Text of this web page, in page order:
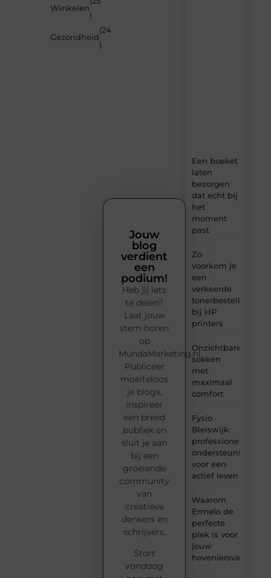
Winkelen
)
Gezondheid
(24
)
Een boeket
laten
bezorgen
dat echt bij
het
moment
past
Zo
voorkom je
een
verkeerde
tonerbestelling
bij HP
printers
Onzichtbare
sokken
met
maximaal
comfort
Fysio
Bleiswijk:
professionele
ondersteuning
voor een
actief leven
Waarom
Ermelo de
perfecte
plek is voor
jouw
Jouw
blog
verdient
een
podium!
Heb jij iets
te delen?
Laat jouw
stem horen
op
MundaMarketing.nl.
Publiceer
moeiteloos
je blogs,
inspireer
een breed
publiek en
sluit je aan
bij een
groeiende
community
van
creatieve
denkers en
schrijvers.
Start
vandaag